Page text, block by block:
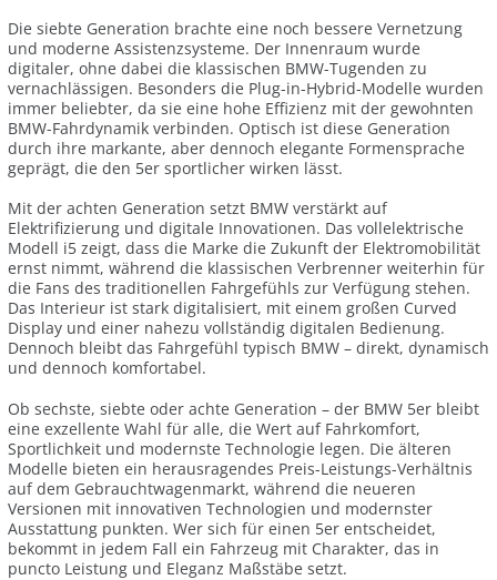
Die siebte Generation brachte eine noch bessere Vernetzung
und moderne Assistenzsysteme. Der Innenraum wurde
digitaler, ohne dabei die klassischen BMW-Tugenden zu
vernachlässigen. Besonders die Plug-in-Hybrid-Modelle wurden
immer beliebter, da sie eine hohe Effizienz mit der gewohnten
BMW-Fahrdynamik verbinden. Optisch ist diese Generation
durch ihre markante, aber dennoch elegante Formensprache
geprägt, die den 5er sportlicher wirken lässt.
Mit der achten Generation setzt BMW verstärkt auf
Elektrifizierung und digitale Innovationen. Das vollelektrische
Modell i5 zeigt, dass die Marke die Zukunft der Elektromobilität
ernst nimmt, während die klassischen Verbrenner weiterhin für
die Fans des traditionellen Fahrgefühls zur Verfügung stehen.
Das Interieur ist stark digitalisiert, mit einem großen Curved
Display und einer nahezu vollständig digitalen Bedienung.
Dennoch bleibt das Fahrgefühl typisch BMW – direkt, dynamisch
und dennoch komfortabel.
Ob sechste, siebte oder achte Generation – der BMW 5er bleibt
eine exzellente Wahl für alle, die Wert auf Fahrkomfort,
Sportlichkeit und modernste Technologie legen. Die älteren
Modelle bieten ein herausragendes Preis-Leistungs-Verhältnis
auf dem Gebrauchtwagenmarkt, während die neueren
Versionen mit innovativen Technologien und modernster
Ausstattung punkten. Wer sich für einen 5er entscheidet,
bekommt in jedem Fall ein Fahrzeug mit Charakter, das in
puncto Leistung und Eleganz Maßstäbe setzt.